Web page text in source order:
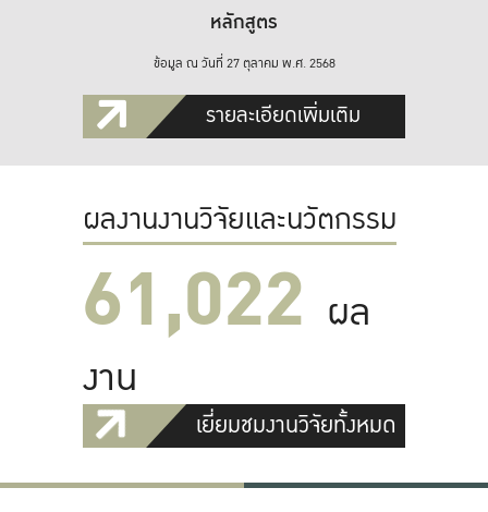
หลักสูตร
ข้อมูล ณ วันที่ 27 ตุลาคม พ.ศ. 2568
รายละเอียดเพิ่มเติม
ผลงานงานวิจัยและนวัตกรรม
61,022 ผล
งาน
เยี่ยมชมงานวิจัยทั้งหมด